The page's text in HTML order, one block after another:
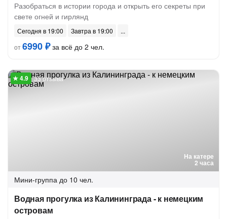
Разобраться в истории города и открыть его секреты при
свете огней и гирлянд
Сегодня в 19:00
Завтра в 19:00
от6990 ₽за всё до 2 чел.
На катере
2 часа
33 отзыва
Мини-группа до 10 чел.
Водная прогулка из Калининграда - к немецким
островам